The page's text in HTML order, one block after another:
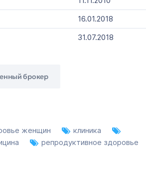
16.01.2018
31.07.2018
брокер
женщин
клиника
репродуктивное здоровье